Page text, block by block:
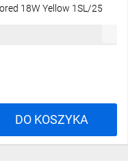
18W Yellow 1SL/25
DO KOSZYKA